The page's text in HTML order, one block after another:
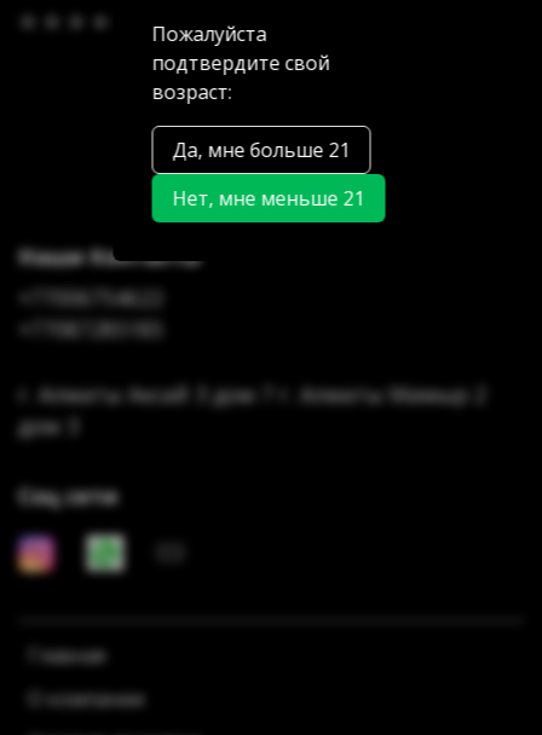
(0) В избранное
Главная
О компании
Наши Контакты
+77006754622
+77087285185
г. Алматы Аксай 3 дом 7 г. Алматы Мамыр 2
дом 3
Соц сети
Пожалуйста
подтвердите свой
возраст:
Да, мне больше 21
Нет, мне меньше 21